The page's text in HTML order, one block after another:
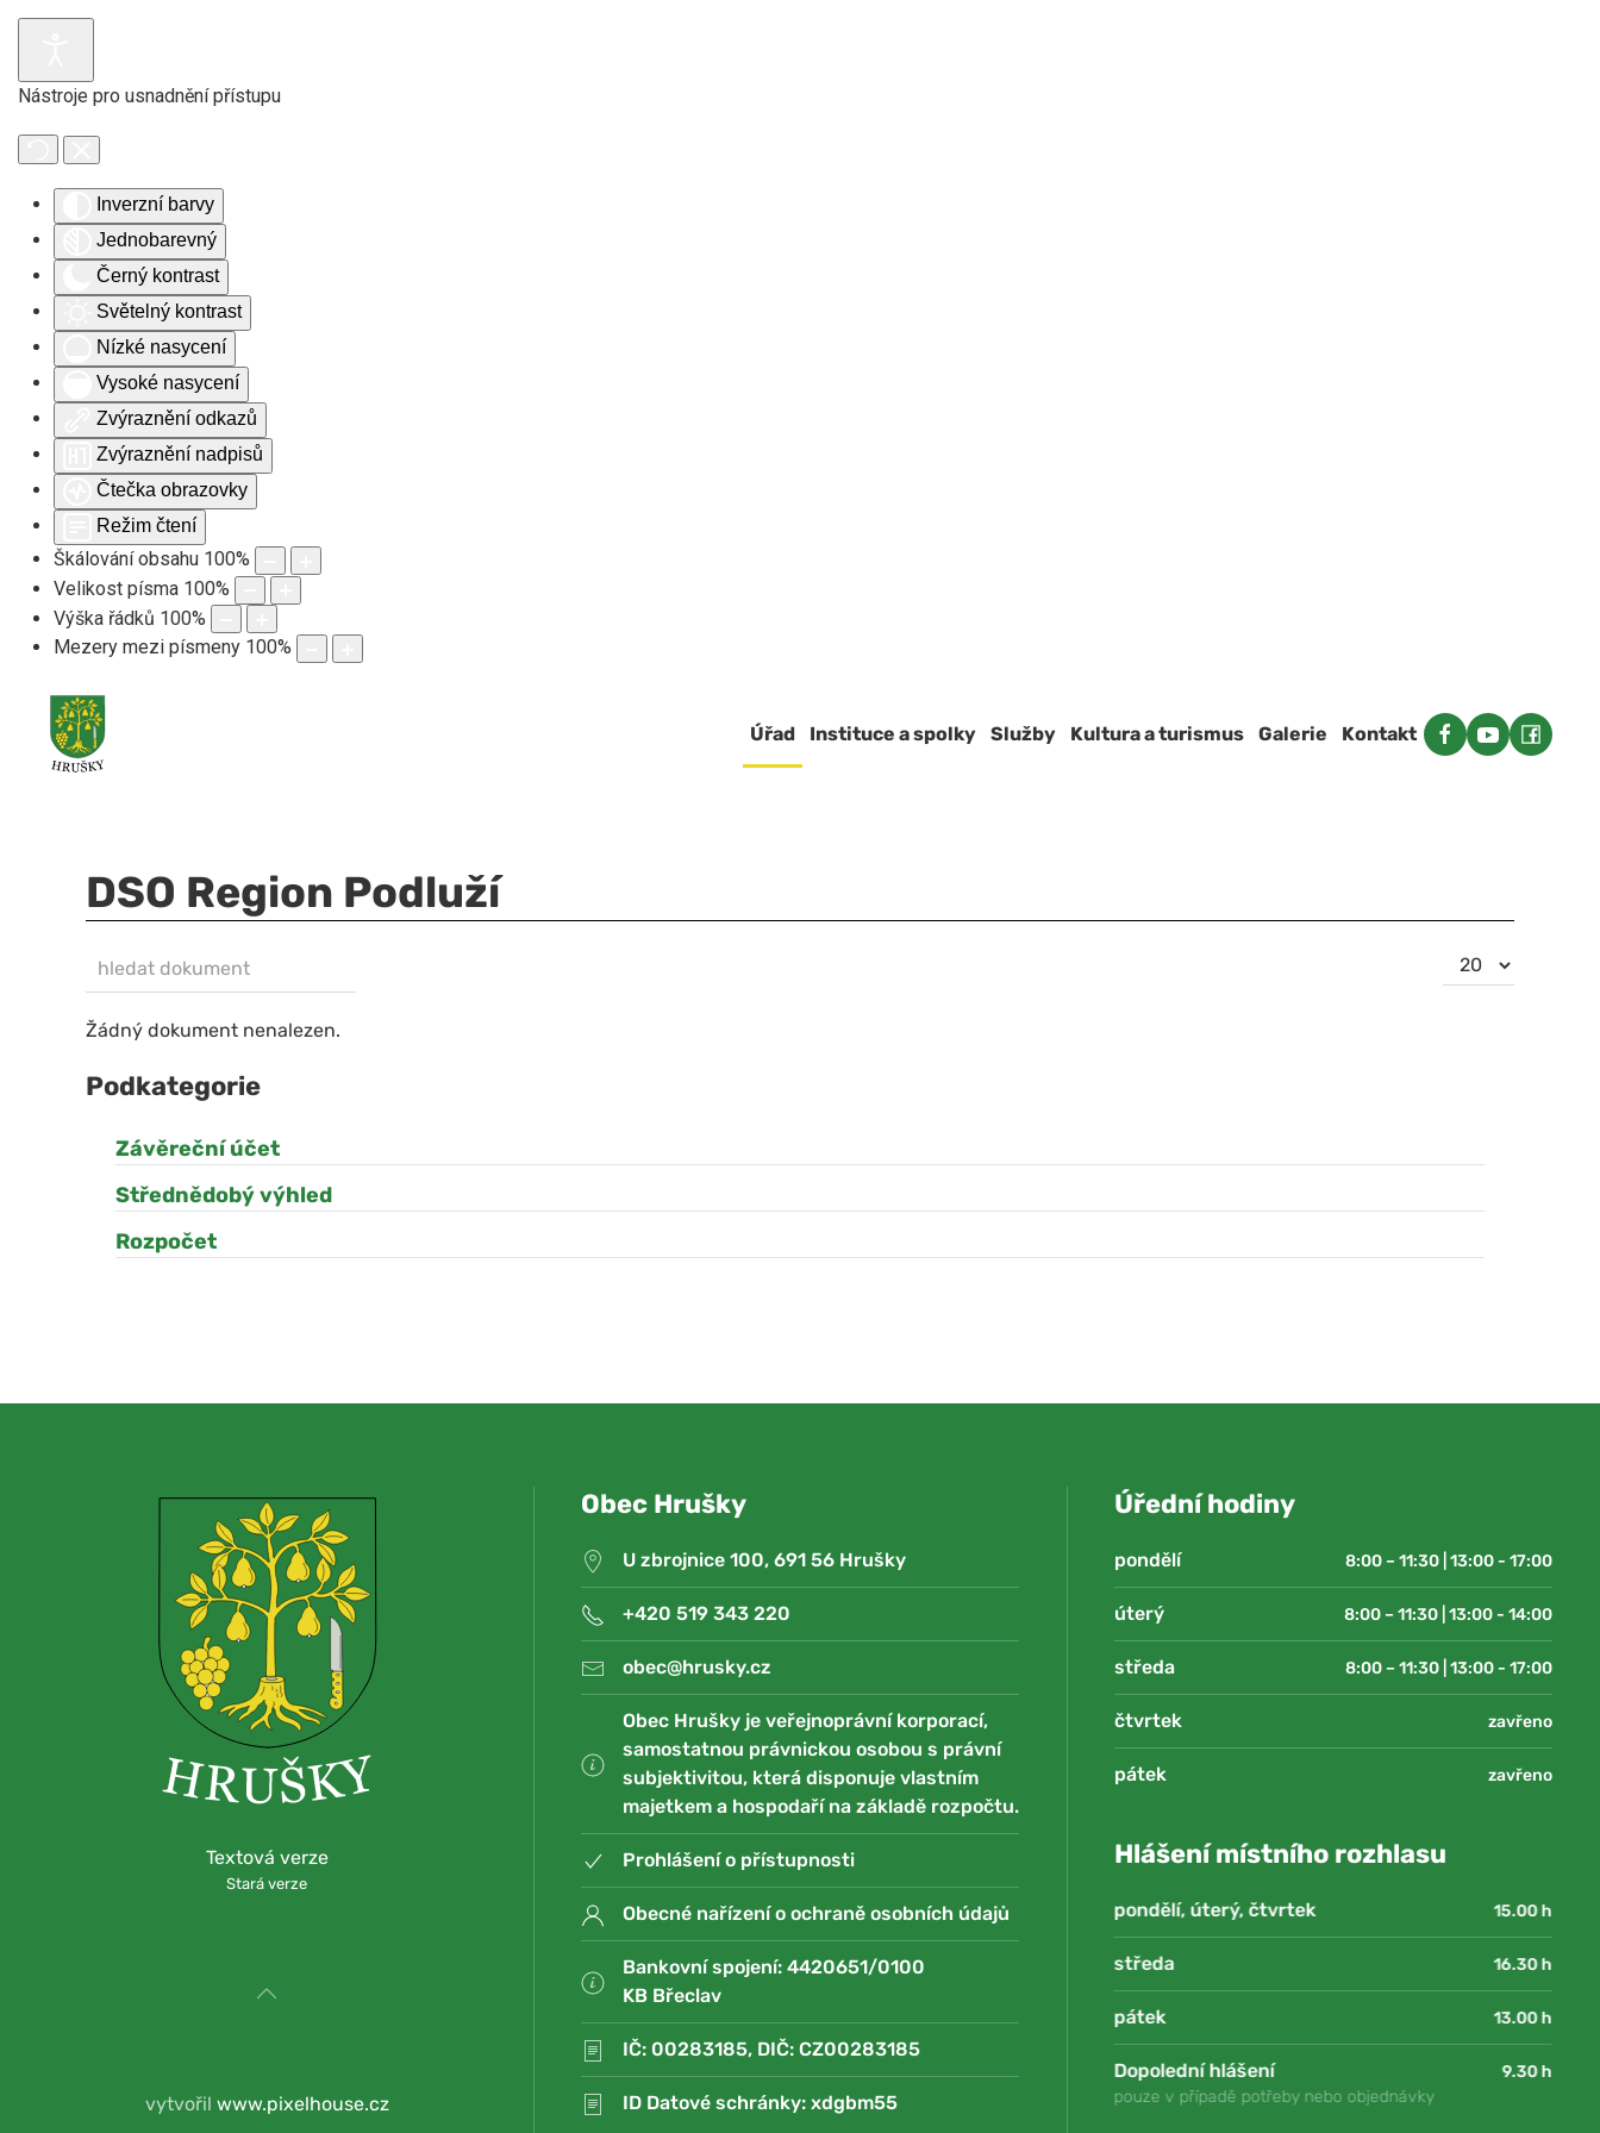
Nástroje pro usnadnění přístupu
Inverzní barvy
Jednobarevný
Černý kontrast
Světelný kontrast
Nízké nasycení
Vysoké nasycení
Zvýraznění odkazů
Zvýraznění nadpisů
Čtečka obrazovky
Režim čtení
Škálování obsahu 100%
Velikost písma 100%
Výška řádků 100%
Mezery mezi písmeny 100%
Úřad Instituce a spolky Služby Kultura a turismus Galerie Kontakt
DSO Region Podluží
NEZVEŘEJNĚNO hledat dokument
Počet
zobrazení
Žádný dokument nenalezen.
Podkategorie
Závěreční účet
Střednědobý výhled
Rozpočet
Textová verze
Stará verze
vytvořil www.pixelhouse.cz
Obec Hrušky
U zbrojnice 100, 691 56 Hrušky
+420 519 343 220
obec@hrusky.cz
Obec Hrušky je veřejnoprávní korporací,
samostatnou právnickou osobou s právní
subjektivitou, která disponuje vlastním
majetkem a hospodaří na základě rozpočtu.
Prohlášení o přístupnosti
Obecné nařízení o ochraně osobních údajů
Bankovní spojení: 4420651/0100
KB Břeclav
IČ: 00283185, DIČ: CZ00283185
ID Datové schránky: xdgbm55
Úřední hodiny
pondělí 8:00 – 11:30 | 13:00 - 17:00
úterý 8:00 – 11:30 | 13:00 - 14:00
středa 8:00 – 11:30 | 13:00 - 17:00
čtvrtek zavřeno
pátek zavřeno
Hlášení místního rozhlasu
pondělí, úterý, čtvrtek 15.00 h
středa 16.30 h
pátek 13.00 h
Dopolední hlášení
9.30 h
pouze v případě potřeby nebo objednávky